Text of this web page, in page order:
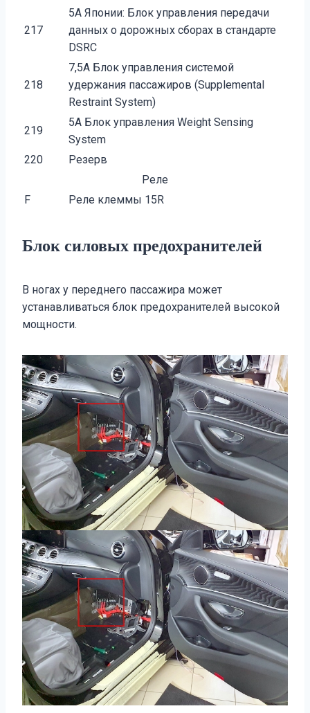
217
5A Японии: Блок управления передачи
данных о дорожных сборах в стандарте
DSRC
218
7,5A Блок управления системой
удержания пассажиров (Supplemental
Restraint System)
219
5A Блок управления Weight Sensing
System
220
Резерв
Реле
F
Реле клеммы 15R
Блок силовых предохранителей
В ногах у переднего пассажира может
устанавливаться блок предохранителей высокой
мощности.